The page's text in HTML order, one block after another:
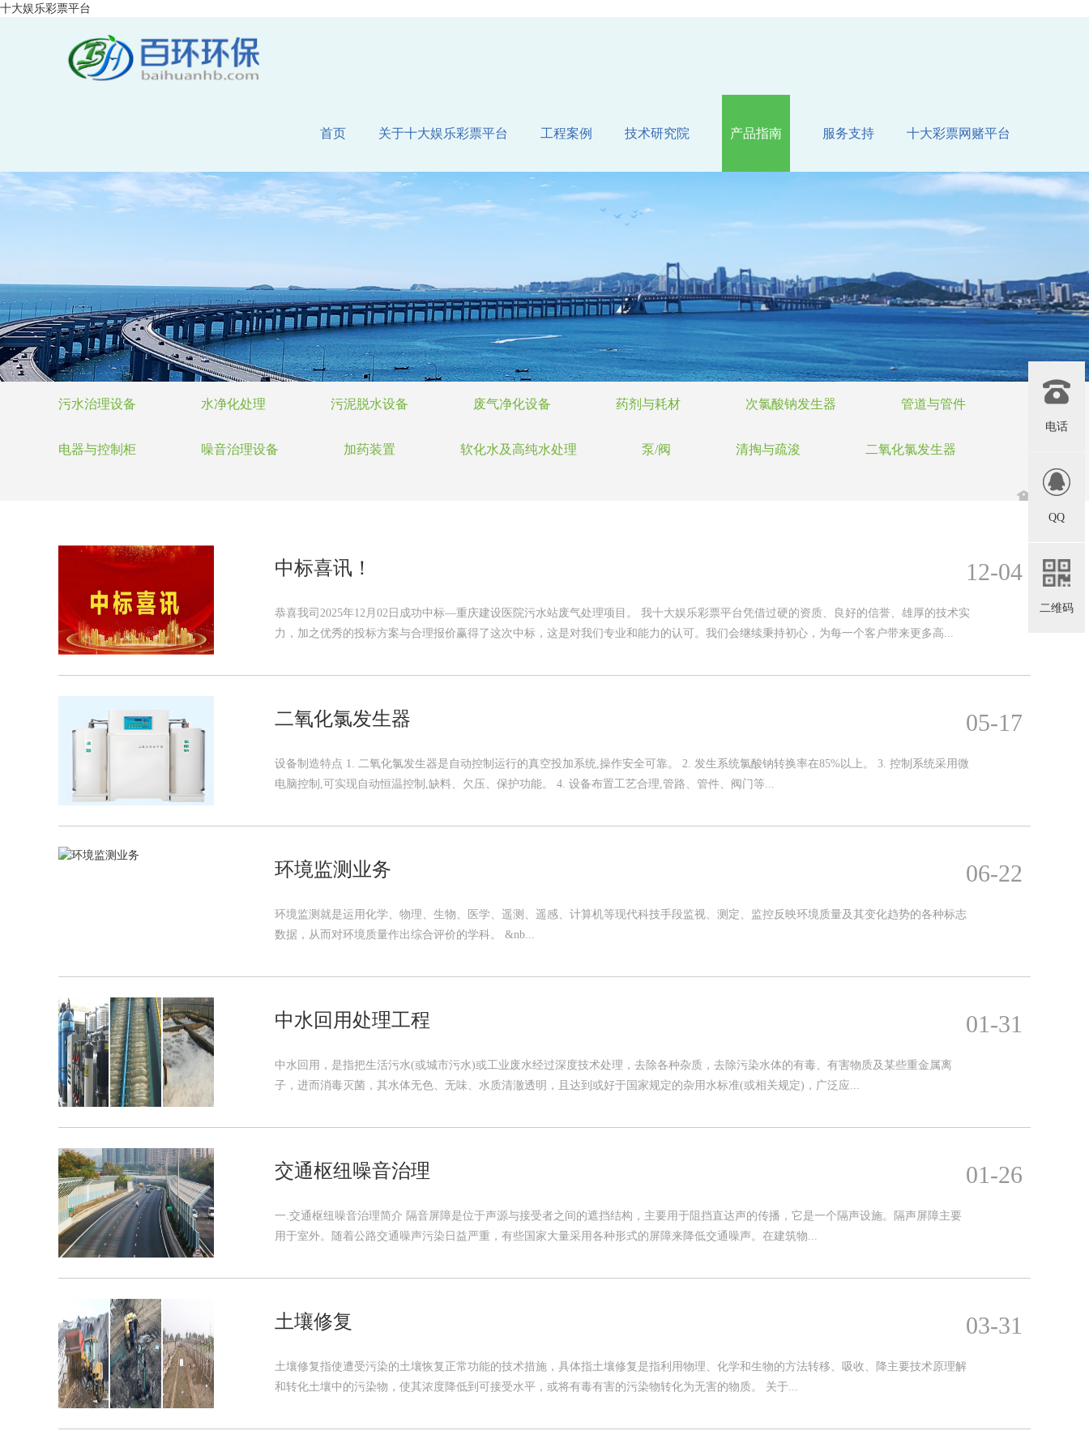
十大娱乐彩票平台
首页 关于十大娱乐彩票平台 工程案例 技术研究院 产品指南 服务支持 十大彩票网赌平台
污水治理设备 水净化处理 污泥脱水设备 废气净化设备 药剂与耗材 次氯酸钠发生器 管道与管件
电器与控制柜 噪音治理设备 加药装置 软化水及高纯水处理 泵/阀 清掏与疏浚 二氧化氯发生器
中标喜讯！
恭喜我司2025年12月02日成功中标—重庆建设医院污水站废气处理项目。 我十大娱乐彩票平台凭借过硬的资质、良好的信誉、雄厚的技术实
力，加之优秀的投标方案与合理报价赢得了这次中标，这是对我们专业和能力的认可。我们会继续秉持初心，为每一个客户带来更多高...
12-04
二氧化氯发生器
设备制造特点 1. 二氧化氯发生器是自动控制运行的真空投加系统,操作安全可靠。 2. 发生系统氯酸钠转换率在85%以上。 3. 控制系统采用微
电脑控制,可实现自动恒温控制,缺料、欠压、保护功能。 4. 设备布置工艺合理,管路、管件、阀门等...
05-17
环境监测业务
环境监测就是运用化学、物理、生物、医学、遥测、遥感、计算机等现代科技手段监视、测定、监控反映环境质量及其变化趋势的各种标志
数据，从而对环境质量作出综合评价的学科。 &nb...
06-22
中水回用处理工程
中水回用，是指把生活污水(或城市污水)或工业废水经过深度技术处理，去除各种杂质，去除污染水体的有毒、有害物质及某些重金属离
子，进而消毒灭菌，其水体无色、无味、水质清澈透明，且达到或好于国家规定的杂用水标准(或相关规定)，广泛应...
01-31
交通枢纽噪音治理
一.交通枢纽噪音治理简介 隔音屏障是位于声源与接受者之间的遮挡结构，主要用于阻挡直达声的传播，它是一个隔声设施。隔声屏障主要
用于室外。随着公路交通噪声污染日益严重，有些国家大量采用各种形式的屏障来降低交通噪声。在建筑物...
01-26
土壤修复
土壤修复指使遭受污染的土壤恢复正常功能的技术措施，具体指土壤修复是指利用物理、化学和生物的方法转移、吸收、降主要技术原理解
和转化土壤中的污染物，使其浓度降低到可接受水平，或将有毒有害的污染物转化为无害的物质。 关于...
03-31
电话
QQ
二维码